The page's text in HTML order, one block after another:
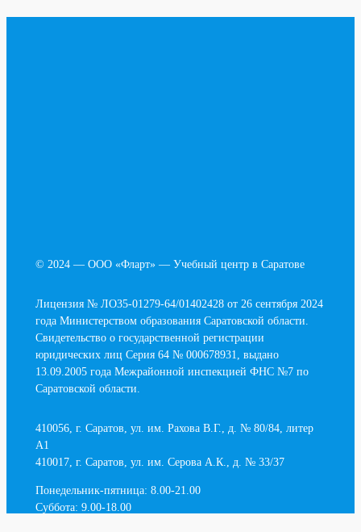
© 2024 — ООО «Фларт» — Учебный центр в Саратове
Лицензия № ЛО35-01279-64/01402428 от 26 сентября 2024
года Министерством образования Саратовской области.
Свидетельство о государственной регистрации
юридических лиц Серия 64 № 000678931, выдано
13.09.2005 года Межрайонной инспекцией ФНС №7 по
Саратовской области.
410056, г. Саратов, ул. им. Рахова В.Г., д. № 80/84, литер
А1
410017, г. Саратов, ул. им. Серова А.К., д. № 33/37
Понедельник-пятница: 8.00-21.00
Суббота: 9.00-18.00